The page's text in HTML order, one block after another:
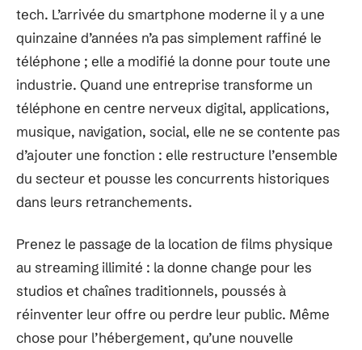
tech. L’arrivée du smartphone moderne il y a une
quinzaine d’années n’a pas simplement raffiné le
téléphone ; elle a modifié la donne pour toute une
industrie. Quand une entreprise transforme un
téléphone en centre nerveux digital, applications,
musique, navigation, social, elle ne se contente pas
d’ajouter une fonction : elle restructure l’ensemble
du secteur et pousse les concurrents historiques
dans leurs retranchements.
Prenez le passage de la location de films physique
au streaming illimité : la donne change pour les
studios et chaînes traditionnels, poussés à
réinventer leur offre ou perdre leur public. Même
chose pour l’hébergement, qu’une nouvelle